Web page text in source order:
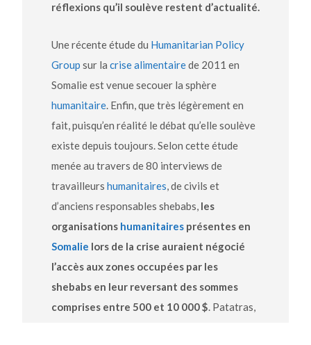
réflexions qu’il soulève restent d’actualité.
Une récente étude du Humanitarian Policy
Group sur la crise alimentairede 2011 en
Somalie est venue secouer la sphère
humanitaire. Enfin, que très légèrement en
fait, puisqu’en réalité le débat qu’elle soulève
existe depuis toujours. Selon cette étude
menée au travers de 80 interviews de
travailleurs humanitaires, de civils et
d’anciens responsables shebabs, les
organisations humanitaires présentes en
Somalie lors de la crise auraient négocié
l’accès aux zones occupées par les
shebabs en leur reversant des sommes
comprises entre 500 et 10 000 $. Patatras,